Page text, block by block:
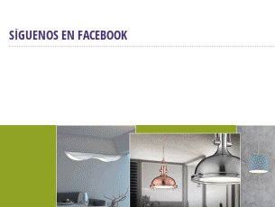
SÍGUENOS EN FACEBOOK